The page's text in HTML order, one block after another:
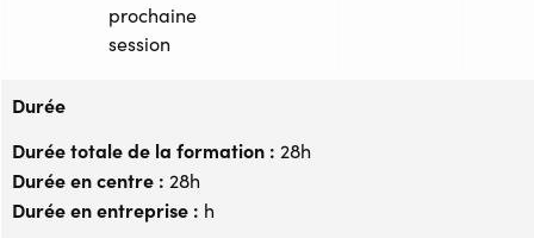
prochaine
session
Durée
Durée totale de la formation : 28h
Durée en centre : 28h
Durée en entreprise : h